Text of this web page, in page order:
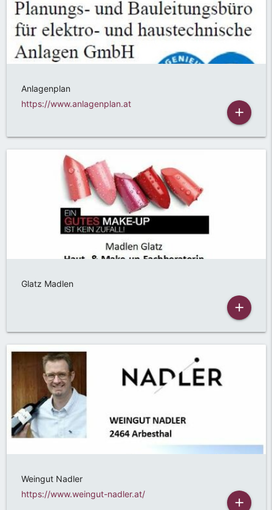
Anlagenplan
https://www.anlagenplan.at
add
Glatz Madlen
add
Weingut Nadler
https://www.weingut-nadler.at/
add